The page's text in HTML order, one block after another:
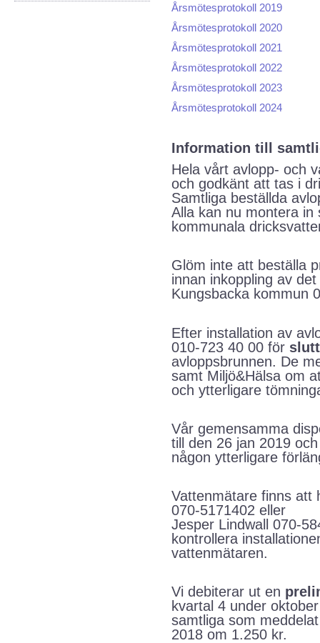
Årsmötesprotokoll 2019
Årsmötesprotokoll 2020
Årsmötesprotokoll 2021
Årsmötesprotokoll 2022
Årsmötesprotokoll 2023
Årsmötesprotokoll 2024
Information till
Hela vårt avlopp- och
och godkänt att tas i
Samtliga beställda
Alla kan nu montera in
kommunala
Glöm inte att beställa
innan inkoppling av
Kungsbacka kommun
Efter installation av
010-723 40 00 för
avloppsbrunnen. De
samt Miljö&Hälsa om
och ytterligare
Vår gemensamma
till den 26 jan 2019
någon ytterligare
Vattenmätare finns att
070-5171402 eller
Jesper Lindwall 070-
kontrollera
vattenmätaren.
Vi debiterar ut en
kvartal 4 under
samtliga som
2018 om 1.250 kr.